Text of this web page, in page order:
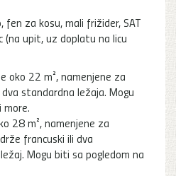
fen za kosu, mali frižider, SAT
(na upit, uz doplatu na licu
oko 22 m², namenjene za
standardna ležaja. Mogu
28 m², namenjene za
francuski ili dva
Mogu biti sa pogledom na